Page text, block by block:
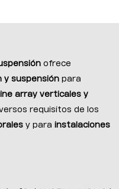
ofrece
y suspensión para
line array verticales y
requisitos de los
y para instalaciones